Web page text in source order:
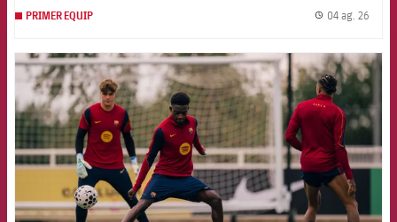
PRIMER EQUIP 04 ag. 26
FCB Barcelona badge